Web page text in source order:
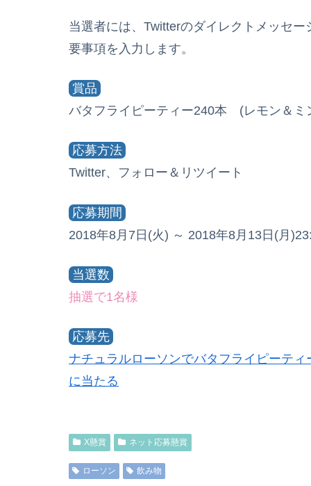
当選者には、Twitterのダイレクトメッセ
要事項を入力します。
賞品
バタフライピーティー240本 (レモン＆ミ
応募方法
Twitter、フォロー＆リツイート
応募期間
2018年8月7日(火) ～ 2018年8月13日(月
当選数
抽選で1名様
応募先
ナチュラルローソンでバタフライピーテ
に当たる
X懸賞 ネット応募懸賞
ローソン 飲み物